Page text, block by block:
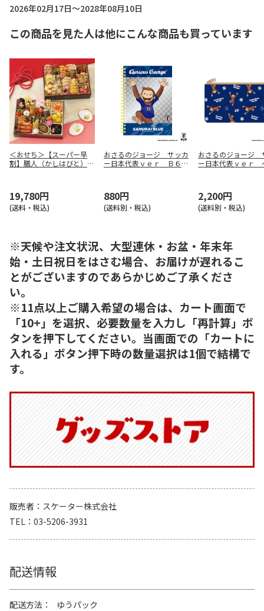
2026年02月17日～2028年08月10日
この商品を見た人は他にこんな商品も買っています
＜おせち＞【スーパー早
割】膳人（かしはびと）
19,780円
(送料・税込)
おさるのジョージ サッカ
ー日本代表ｖｅｒ Ｂ６リ
880円
(送料別・税込)
おさるのジョージ
ー日本代表ｖｅｒ
2,200円
(送料別・税込)
※天候や注文状況、大型連休・お盆・年末年
始・土日祝日をはさむ場合、お届けが遅れるこ
とがございますのであらかじめご了承くださ
い。
※11点以上ご購入希望の場合は、カート画面で
「10+」を選択、必要数量を入力し「再計算」ボ
タンを押下してください。当画面での「カートに
入れる」ボタン押下時の数量選択は1個で結構で
す。
販売者
スケーター株式会社
TEL
03-5206-3931
配送情報
配送方法
ゆうパック